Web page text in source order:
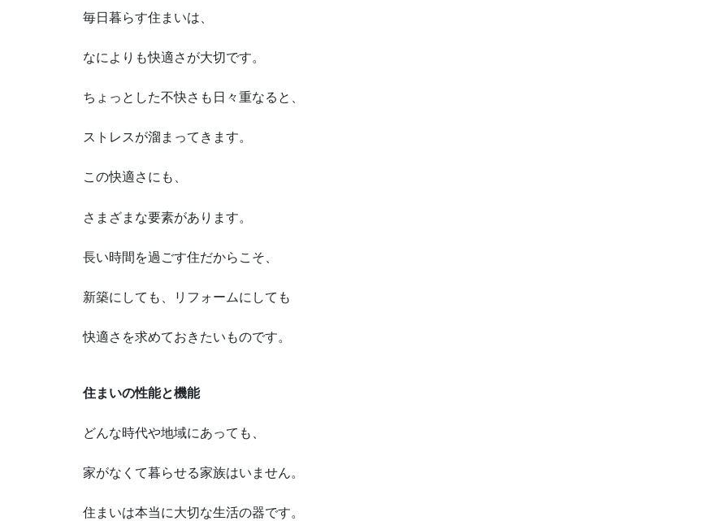
毎日暮らす住まいは、
なによりも快適さが大切です。
ちょっとした不快さも日々重なると、
ストレスが溜まってきます。
この快適さにも、
さまざまな要素があります。
長い時間を過ごす住だからこそ、
新築にしても、リフォームにしても
快適さを求めておきたいものです。
住まいの性能と機能
どんな時代や地域にあっても、
家がなくて暮らせる家族はいません。
住まいは本当に大切な生活の器です。